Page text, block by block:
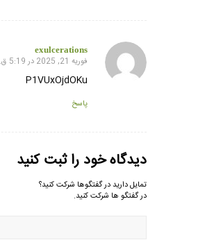
exulcerations
گفته:
فوریه 21, 2025 در 5:19 ق.ظ
P1VUxOjdOKu
پاسخ
دیدگاه خود را ثبت کنید
تمایل دارید در گفتگوها شرکت کنید؟
در گفتگو ها شرکت کنید.